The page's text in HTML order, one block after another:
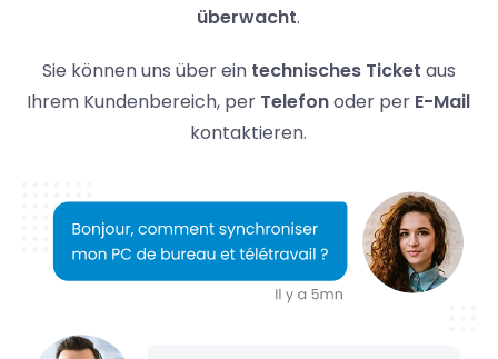
überwacht.
Sie können uns über ein technisches Ticket aus
Ihrem Kundenbereich, per Telefonoder per E-Mail
kontaktieren.